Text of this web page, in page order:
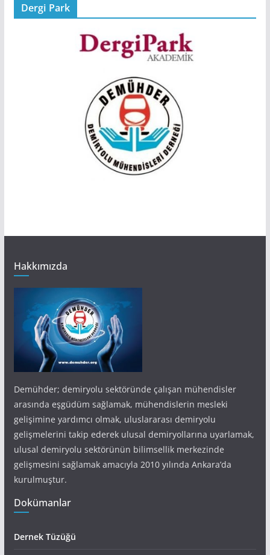
Dergi Park
Hakkımızda
Demühder; demiryolu sektöründe çalışan mühendisler
arasında eşgüdüm sağlamak, mühendislerin mesleki
gelişimine yardımcı olmak, uluslararası demiryolu
gelişmelerini takip ederek ulusal demiryollarına uyarlamak,
ulusal demiryolu sektörünün bilimsellik merkezinde
gelişmesini sağlamak amacıyla 2010 yılında Ankara’da
kurulmuştur.
Dokümanlar
Dernek Tüzüğü